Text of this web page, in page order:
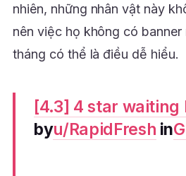
nhiên, những nhân vật này
nên việc họ không có banner
tháng có thể là điều dễ hiểu.
[4.3] 4 star waiting
byu/RapidFresh in